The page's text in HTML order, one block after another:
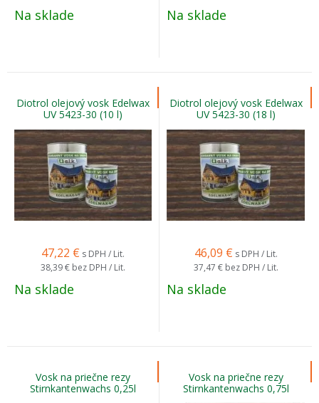
Na sklade Na sklade
Diotrol olejový vosk Edelwax
UV 5423-30 (10 l)
47,22 € s DPH / Lit.
38,39 € bez DPH / Lit.
Na sklade
Diotrol olejový vosk Edelwax
UV 5423-30 (18 l)
46,09 € s DPH / Lit.
37,47 € bez DPH / Lit.
Na sklade
Vosk na priečne rezy
Stirnkantenwachs 0,25l
Vosk na priečne rezy
Stirnkantenwachs 0,75l